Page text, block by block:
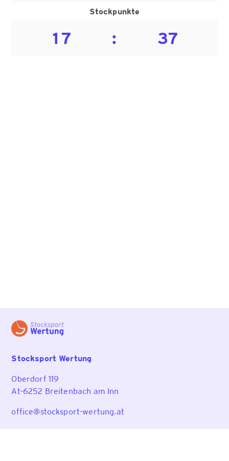
Stockpunkte
17 : 37
Stocksport Wertung
Oberdorf 119
At-6252 Breitenbach am Inn
office@stocksport-wertung.at